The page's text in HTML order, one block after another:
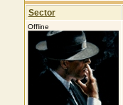
Sector
Offline